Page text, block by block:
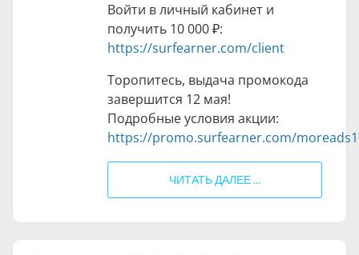
Войти в личный кабинет и
получить 10 000 ₽:
https://surfearner.com/client
Торопитесь, выдача промокода
завершится 12 мая!
Подробные условия акции:
https://promo.surfearner.com/
ЧИТАТЬ ДАЛЕЕ ...